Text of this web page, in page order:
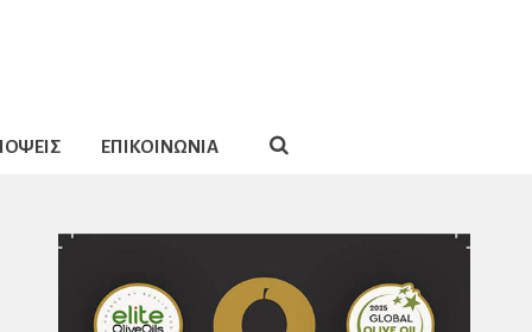
ΕΠΙΚΟΙΝΩΝΙΑ